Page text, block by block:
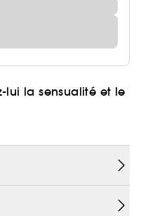
lui la sensualité et le
(100 mL),
signée Guerlain,
et d'une note de